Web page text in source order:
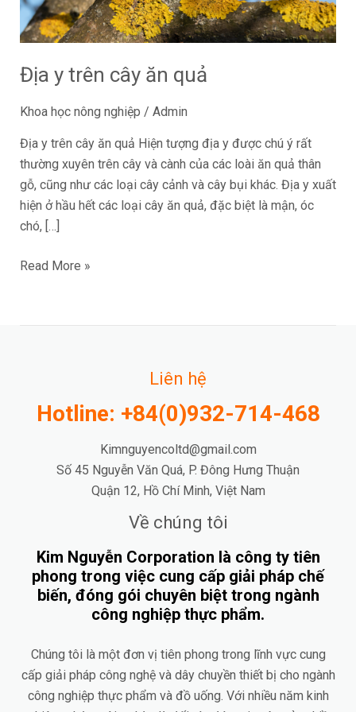
Địa y trên cây ăn quả
Khoa học nông nghiệp / Admin
Địa y trên cây ăn quả Hiện tượng địa y được chú ý rất
thường xuyên trên cây và cành của các loài ăn quả thân
gỗ, cũng như các loại cây cảnh và cây bụi khác. Địa y xuất
hiện ở hầu hết các loại cây ăn quả, đặc biệt là mận, óc
chó, […]
quả
Read More »
Liên hệ
Hotline: +84(0)932-714-468
Kimnguyencoltd@gmail.com
Số 45 Nguyễn Văn Quá, P. Đông Hưng Thuận
Quận 12, Hồ Chí Minh, Việt Nam
Về chúng tôi
Kim Nguyễn Corporation là công ty tiên
phong trong việc cung cấp giải pháp chế
biến, đóng gói chuyên biệt trong ngành
công nghiệp thực phẩm.
Chúng tôi là một đơn vị tiên phong trong lĩnh vực cung
cấp giải pháp công nghệ và dây chuyền thiết bị cho ngành
công nghiệp thực phẩm và đồ uống. Với nhiều năm kinh